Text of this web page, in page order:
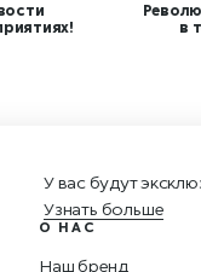
в
У вас будут
Узнать больше
О НАС
Наш бренд